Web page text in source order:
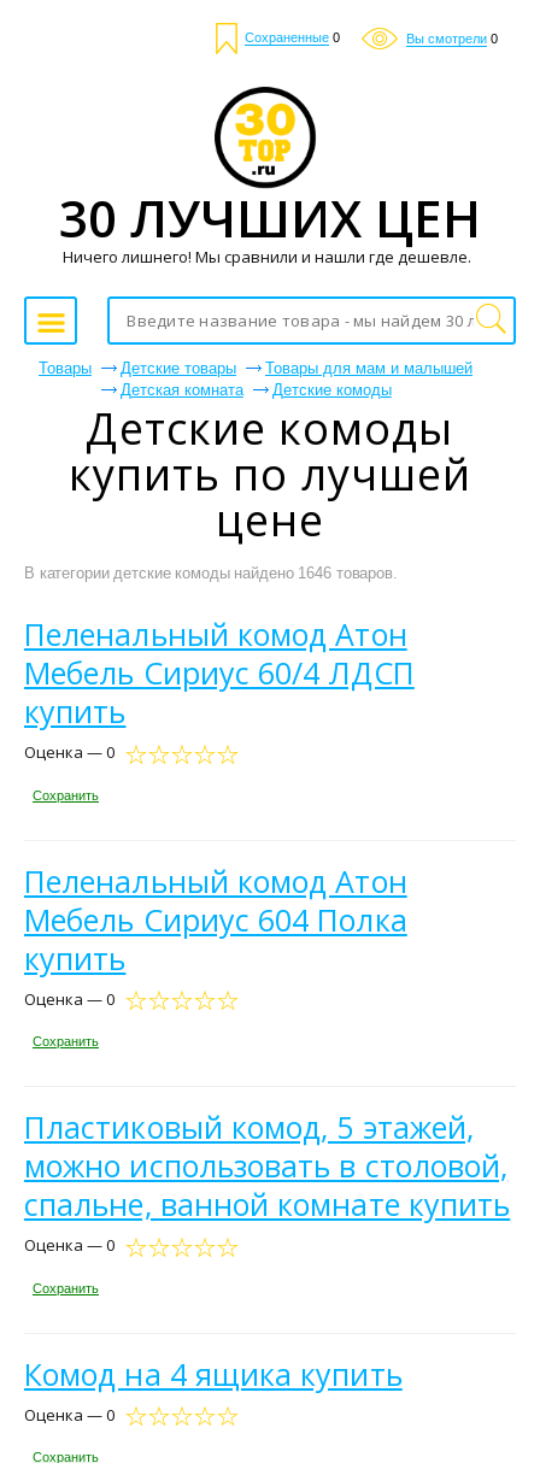
Сохраненные 0 Вы смотрели 0
Товары Детские товары
Товары для мам и малышей
Детская комната
Детские комоды
Детские комоды
купить по лучшей
цене
В категории детские комоды найдено 1646 товаров.
Пеленальный комод Атон
Мебель Сириус 60/4 ЛДСП
купить
Оценка — 0
Сохранить
Пеленальный комод Атон
Мебель Сириус 604 Полка
купить
Оценка — 0
Сохранить
Пластиковый комод, 5 этажей,
можно использовать в столовой,
спальне, ванной комнате купить
Оценка — 0
Сохранить
Комод на 4 ящика купить
Оценка — 0
Сохранить
30 ЛУЧШИХ ЦЕН
Ничего лишнего! Мы сравнили и нашли где дешевле.